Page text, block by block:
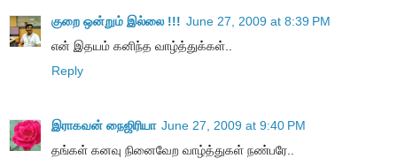
குறை ஒன்றும் இல்லை !!! June 27, 2009 at 8:39 PM
என் இதயம் கனிந்த வாழ்த்துக்கள்..
Reply
இராகவன் நைஜிரியா June 27, 2009 at 9:40 PM
தங்கள் கனவு நினைவேற வாழ்த்துகள் நண்பரே..